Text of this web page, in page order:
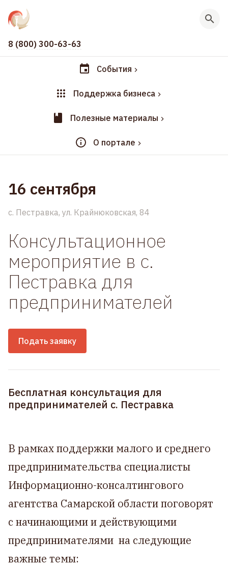
8 (800) 300-63-63
События
Поддержка бизнеса
Полезные материалы
О портале
16 сентября
c. Пестравка, ул. Крайнюковская, 84
Консультационное
мероприятие в с.
Пестравка для
предпринимателей
Подать заявку
Бесплатная консультация для
предпринимателей с. Пестравка
В рамках поддержки малого и среднего
предпринимательства специалисты
Информационно-консалтингового
агентства Самарской области поговорят
с начинающими и действующими
предпринимателями на следующие
важные темы: